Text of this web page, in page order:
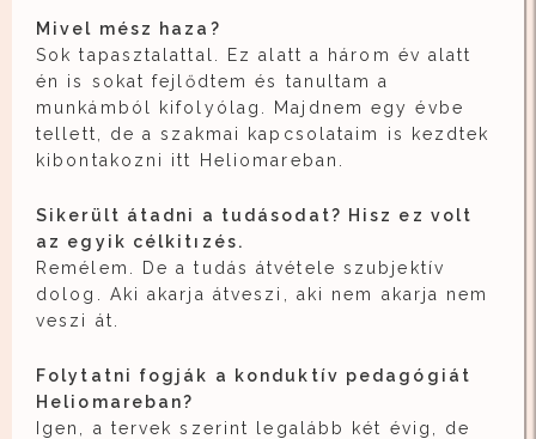
Mivel mész haza?
Sok tapasztalattal. Ez alatt a három év alatt
én is sokat fejlődtem és tanultam a
munkámból kifolyólag. Majdnem egy évbe
tellett, de a szakmai kapcsolataim is kezdtek
kibontakozni itt Heliomareban.
Sikerült átadni a tudásodat? Hisz ez volt
az egyik célkitızés.
Remélem. De a tudás átvétele szubjektív
dolog. Aki akarja átveszi, aki nem akarja nem
veszi át.
Folytatni fogják a konduktív pedagógiát
Heliomareban?
Igen, a tervek szerint legalább két évig, de